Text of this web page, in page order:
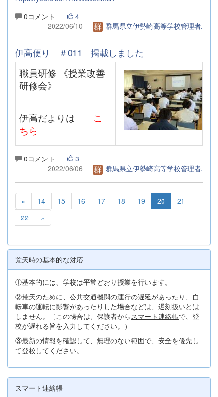
0コメント
4
2022/06/10
群馬県立伊勢崎高等学校管理者.
伊高便り ＃011 掲載しました
職員研修 《授業改善
研修会》
伊高だよりは こ
ちら
0コメント
3
2022/06/06
群馬県立伊勢崎高等学校管理者.
« 14 15 16 17 18 19 20
21
22
»
荒天時の基本的な対応
①基本的には、学校は平常どおり授業を行います。
②荒天のために、公共交通機関の運行の遅延があったり、自
転車の運転に影響があったりした場合などは、遅刻扱いとは
しません。（この場合は、保護者から スマート連絡帳で、登
校が遅れる旨を入力してください。）
③最新の情報を確認して、無理のない範囲で、安全を優先し
て登校してください。
スマート連絡帳